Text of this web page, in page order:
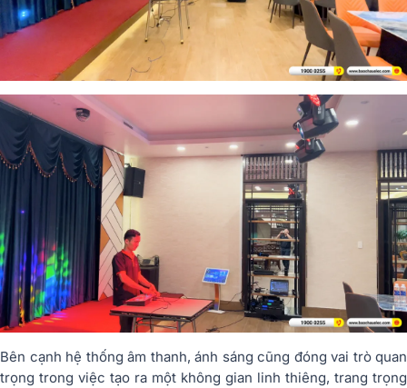
Bên cạnh hệ thống âm thanh, ánh sáng cũng đóng vai trò quan
trọng trong việc tạo ra một không gian linh thiêng, trang trọng